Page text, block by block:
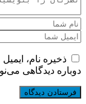
ذخیره نام،
دوباره دیدگاهی